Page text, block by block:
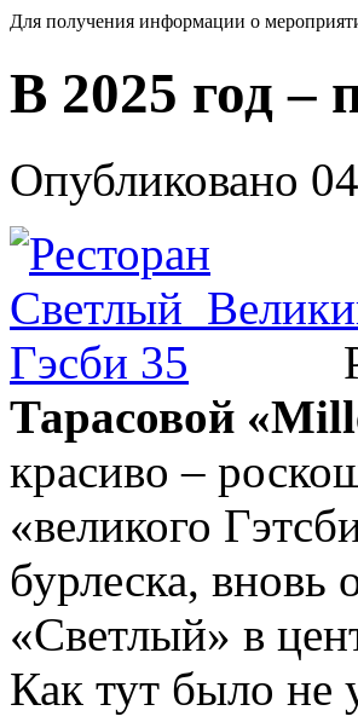
Для получения информации о
В 2025 год –
Опубликовано
Тарасовой
красиво –
«великого
бурлеска, вновь
«Светлый» в
Как тут было не